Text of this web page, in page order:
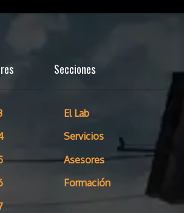
Secciones
El Lab
Servicios
Asesores
Formación